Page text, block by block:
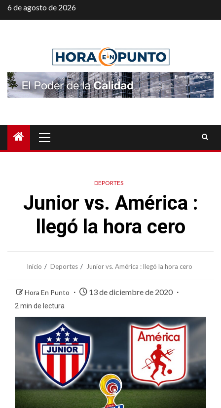
Saltar
al
6 de agosto de 2026
principal
DEPORTES
Junior vs. América :
llegó la hora cero
Inicio Deportes Junior vs. América : llegó la hora cero
Hora En Punto 13 de diciembre de 2020
2 min de lectura